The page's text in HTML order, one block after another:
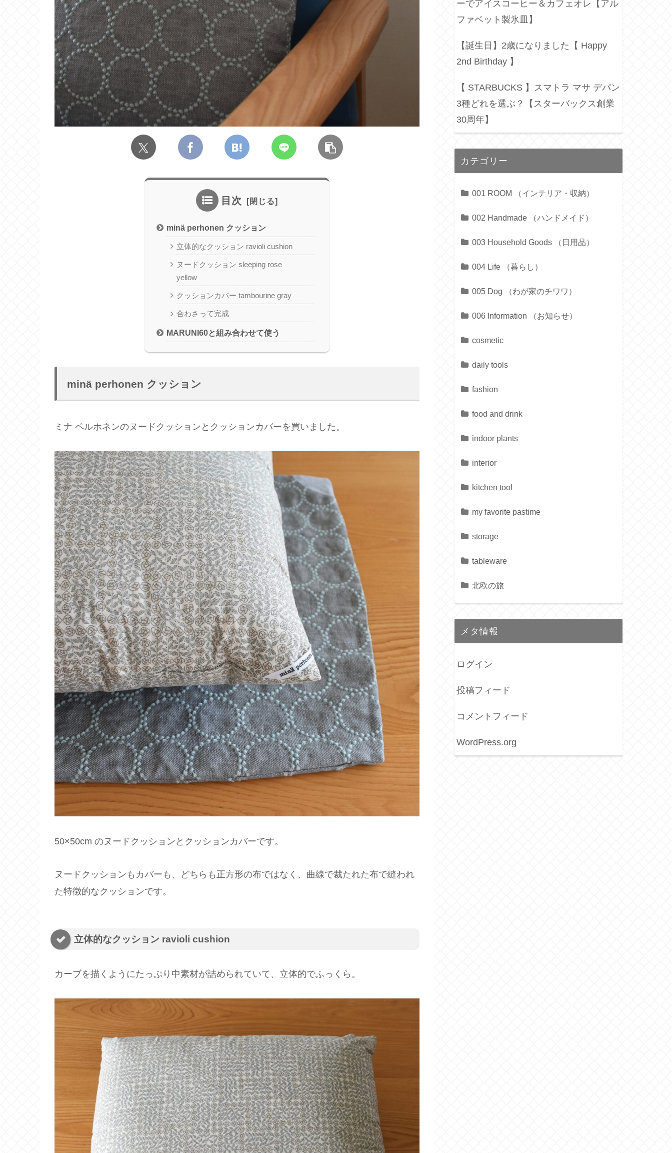
目次
minä perhonen クッション
立体的なクッション ravioli cushion
ヌードクッション sleeping rose
yellow
クッションカバー tambourine gray
合わさって完成
MARUNI60と組み合わせて使う
minä perhonen クッション
ミナ ペルホネンのヌードクッションとクッションカバーを買いました。
50×50cm のヌードクッションとクッションカバーです。
ヌードクッションもカバーも、どちらも正方形の布ではなく、曲線で裁たれた布で縫われ
た特徴的なクッションです。
立体的なクッション ravioli cushion
カーブを描くようにたっぷり中素材が詰められていて、立体的でふっくら。
ーでアイスコーヒー＆カフェオレ【アル
ファベット製氷皿】
【誕生日】2歳になりました【 Happy
2nd Birthday 】
【 STARBUCKS 】スマトラ マサ デパン
3種どれを選ぶ？【スターバックス創業
30周年】
カテゴリー
001 ROOM （インテリア・収納）
002 Handmade （ハンドメイド）
003 Household Goods （日用品）
004 Life （暮らし）
005 Dog （わが家のチワワ）
006 Information （お知らせ）
cosmetic
daily tools
fashion
food and drink
indoor plants
interior
kitchen tool
my favorite pastime
storage
tableware
北欧の旅
メタ情報
ログイン
投稿フィード
コメントフィード
WordPress.org